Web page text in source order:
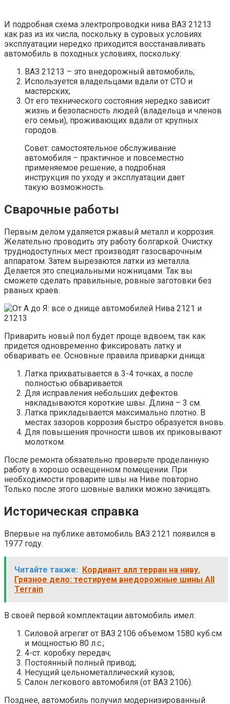
И подробная схема электропроводки нива ВАЗ 21213
как раз из их числа, поскольку в суровых условиях
эксплуатации нередко приходится восстанавливать
автомобиль в походных условиях, поскольку:
ВАЗ 21213 – это внедорожный автомобиль;
Используется владельцами вдали от СТО и
мастерских;
От его технического состояния нередко зависит
жизнь и безопасность людей (владельца и членов
его семьи), проживающих вдали от крупных
городов.
Совет: самостоятельное обслуживание
автомобиля – практичное и повсеместно
применяемое решение, а подробная
инструкция по уходу и эксплуатации дает
такую возможность.
Сварочные работы
Первым делом удаляется ржавый металл и коррозия.
Желательно проводить эту работу болгаркой. Очистку
труднодоступных мест производят газосварочным
аппаратом. Затем вырезаются латки из металла.
Делается это специальными ножницами. Так вы
сможете сделать правильные, ровные заготовки без
рваных краев.
Приварить новый пол будет проще вдвоем, так как
придется одновременно фиксировать латку и
обваривать ее. Основные правила приварки днища:
Латка прихватывается в 3-4 точках, а после
полностью обваривается.
Для исправления небольших дефектов
накладываются короткие швы. Длина – 3 см.
Латка прикладывается максимально плотно. В
местах зазоров коррозия быстро образуется вновь.
Для повышения прочности швов их приковывают
молотком.
После ремонта обязательно проверьте проделанную
работу в хорошо освещенном помещении. При
необходимости проварите швы на Ниве повторно.
Только после этого шовные валики можно зачищать.
Историческая справка
Впервые на публике автомобиль ВАЗ 2121 появился в
1977 году.
Читайте также: Кордиант алл терран на ниву.
Грязное дело: тестируем внедорожные шины All
Terrain
В своей первой комплектации автомобиль имел:
Силовой агрегат от ВАЗ 2106 объемом 1580 куб.см
и мощностью 80 л.с.;
4-ст. коробку передач;
Постоянный полный привод;
Несущий цельнометаллический кузов;
Салон легкового автомобиля (от ВАЗ 2106).
Позднее, автомобиль получил модернизированный